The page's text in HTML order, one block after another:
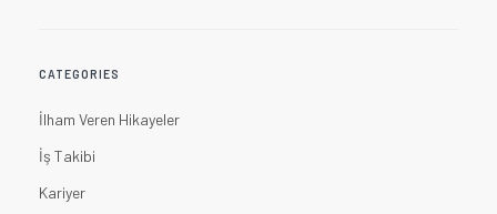
CATEGORIES
İlham Veren Hikayeler
İş Takibi
Kariyer